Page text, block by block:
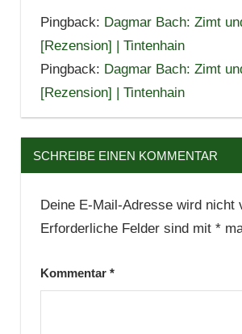
Pingback: Dagmar Bach: Zimt
[Rezension] | Tintenhain
Pingback: Dagmar Bach: Zimt
[Rezension] | Tintenhain
SCHREIBE EINEN KOMMENTAR
Deine E-Mail-Adresse wird nicht
Erforderliche Felder sind mit *
Kommentar *